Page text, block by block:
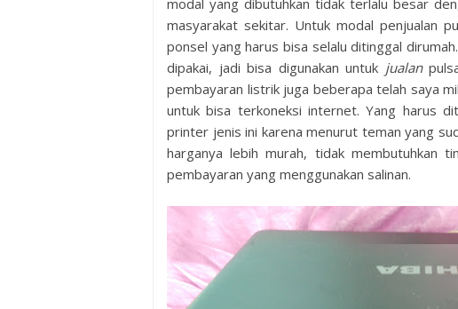
modal yang dibutuhkan tidak terlalu besar
masyarakat sekitar. Untuk modal penjualan
ponsel yang harus bisa selalu ditinggal
dipakai, jadi bisa digunakan untuk jualan
pembayaran listrik juga beberapa telah saya
untuk bisa terkoneksi internet. Yang harus
printer jenis ini karena menurut teman yang
harganya lebih murah, tidak membutuhkan
pembayaran yang menggunakan salinan.